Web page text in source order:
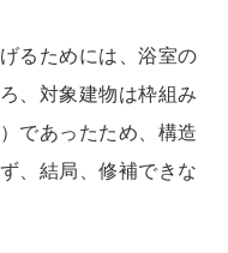
るためには、浴室の
、対象建物は枠組み
であったため、構造
、結局、修補できな